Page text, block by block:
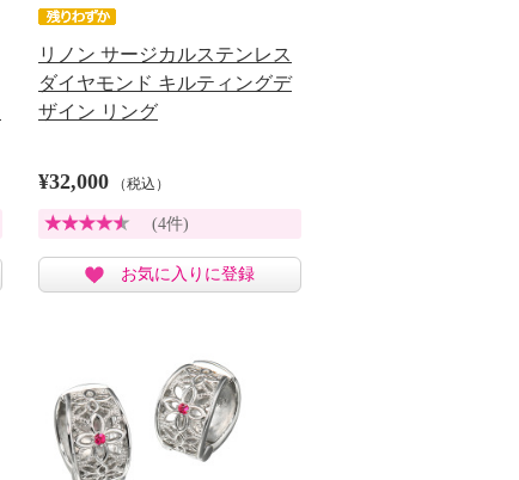
リノン サージカルステンレス
ダイヤモンド キルティングデ
ザイン リング
¥32,000 （税込）
(4件)
お気に入りに登録